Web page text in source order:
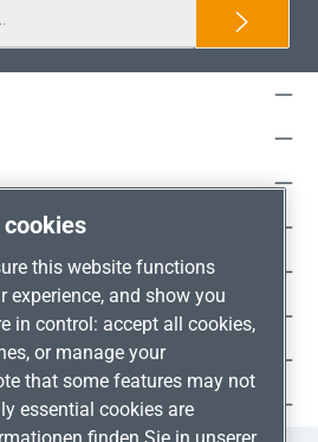
this website functions
experience, and show you
in control: accept all cookies,
or manage your
that some features may not
essential cookies are